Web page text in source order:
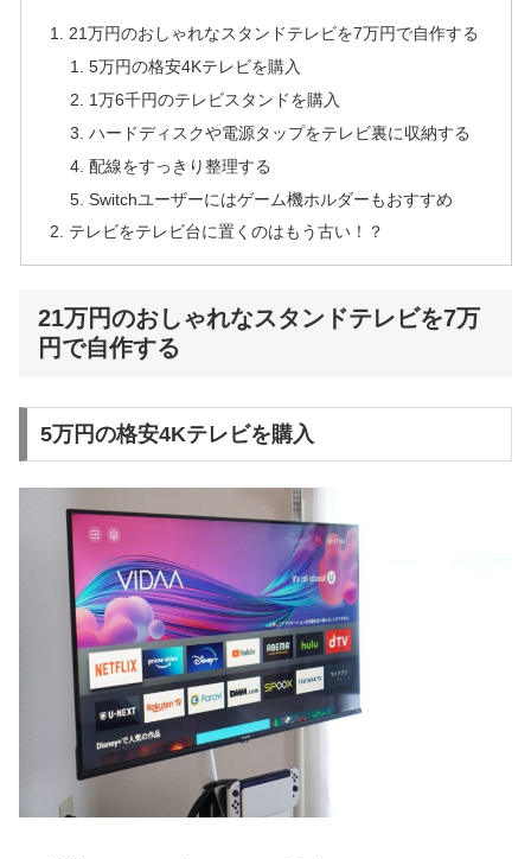
21万円のおしゃれなスタンドテレビを7万円で自作する
5万円の格安4Kテレビを購入
1万6千円のテレビスタンドを購入
ハードディスクや電源タップをテレビ裏に収納する
配線をすっきり整理する
Switchユーザーにはゲーム機ホルダーもおすすめ
テレビをテレビ台に置くのはもう古い！？
21万円のおしゃれなスタンドテレビを7万
円で自作する
5万円の格安4Kテレビを購入